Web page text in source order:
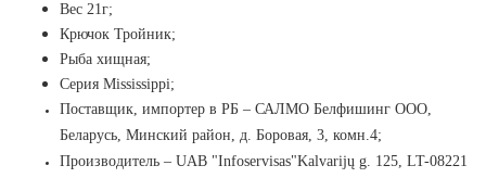
Вес 21г;
Крючок Тройник;
Рыба хищная;
Серия Mississippi;
Поставщик, импортер в РБ – САЛМО Белфишинг ООО,
Беларусь, Минский район, д. Боровая, 3, комн.4;
Производитель – UAB "Infoservisas"Kalvarijų g. 125, LT-08221